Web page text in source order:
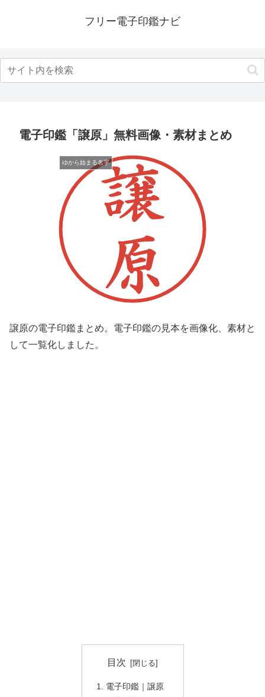
フリー電子印鑑ナビ
電子印鑑「譲原」無料画像・素材まとめ
ゆから始まる名字
譲原の電子印鑑まとめ。電子印鑑の見本を画像化、素材と
して一覧化しました。
目次
電子印鑑｜譲原